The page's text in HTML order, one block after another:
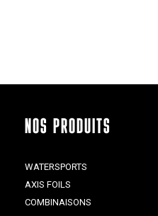
NOS PRODUITS
WATERSPORTS
AXIS FOILS
COMBINAISONS